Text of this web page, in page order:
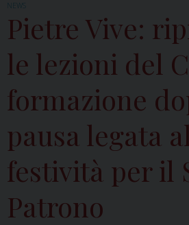
NEWS
Pietre Vive:
le lezioni del
formazione
pausa legata
festività per il
Patrono